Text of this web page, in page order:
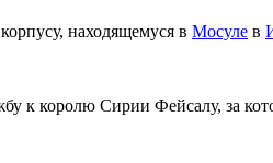
находящемуся в Мосуле в
к королю Сирии Фейсалу, за